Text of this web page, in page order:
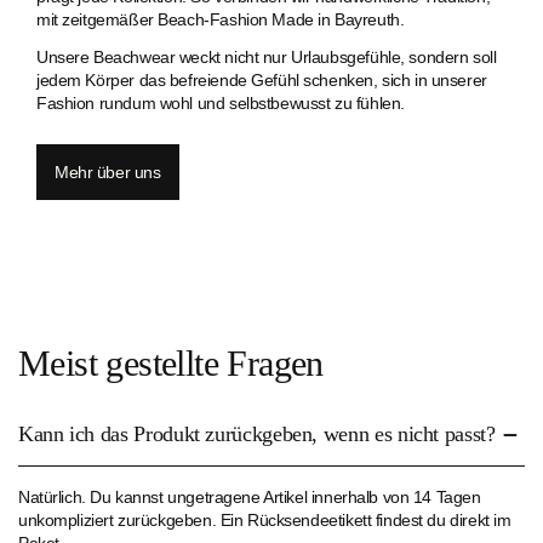
mit zeitgemäßer Beach-Fashion Made in Bayreuth.
Unsere Beachwear weckt nicht nur Urlaubsgefühle, sondern soll
jedem Körper das befreiende Gefühl schenken, sich in unserer
Fashion rundum wohl und selbstbewusst zu fühlen.
Mehr über uns
Meist gestellte Fragen
Kann ich das Produkt zurückgeben, wenn es nicht passt?
Natürlich. Du kannst ungetragene Artikel innerhalb von 14 Tagen
unkompliziert zurückgeben. Ein Rücksendeetikett findest du direkt im